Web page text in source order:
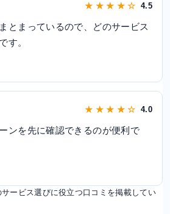
★ ★ ★ ★ ☆ 4.5
とまっているので、どのサービス
す。
★ ★ ★ ★ ☆ 4.0
ンを先に確認できるのが便利で
サービス選びに役立つ口コミを掲載してい